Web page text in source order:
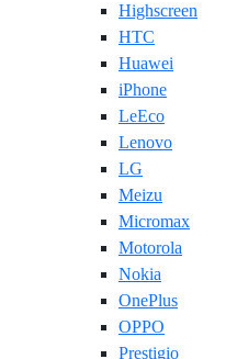
Highscreen
HTC
Huawei
iPhone
LeEco
Lenovo
LG
Meizu
Micromax
Motorola
Nokia
OnePlus
OPPO
Prestigio